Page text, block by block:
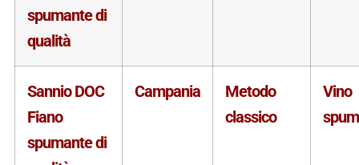
spumante di
qualità
Sannio DOC
Fiano
spumante di
Campania
Metodo
classico
Vino